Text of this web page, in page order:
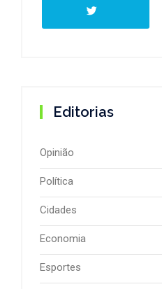
Editorias
Opinião
Política
Cidades
Economia
Esportes